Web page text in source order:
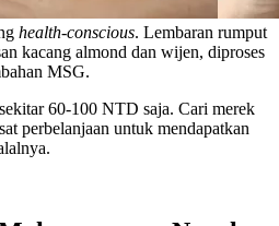
health-conscious. Lembaran rumput
kacang almond dan wijen, diproses
MSG.
60-100 NTD saja. Cari merek
perbelanjaan untuk mendapatkan